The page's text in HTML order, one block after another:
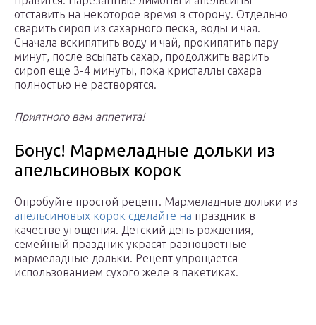
отставить на некоторое время в сторону. Отдельно
сварить сироп из сахарного песка, воды и чая.
Сначала вскипятить воду и чай, прокипятить пару
минут, после всыпать сахар, продолжить варить
сироп еще 3-4 минуты, пока кристаллы сахара
полностью не растворятся.
Приятного вам аппетита!
Бонус! Мармеладные дольки из
апельсиновых корок
Опробуйте простой рецепт. Мармеладные дольки из
апельсиновых корок сделайте на праздник в
качестве угощения. Детский день рождения,
семейный праздник украсят разноцветные
мармеладные дольки. Рецепт упрощается
использованием сухого желе в пакетиках.